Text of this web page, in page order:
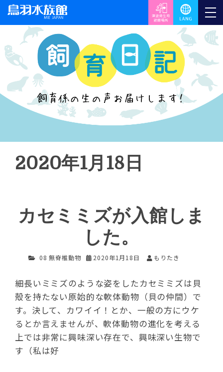
2020年1月18日
カセミミズが入館しま
した。
08 無脊椎動物 2020年1月18日 もりたき
細長いミミズのような姿をしたカセミミズは貝
殻を持たない原始的な軟体動物（貝の仲間）で
す。決して、カワイイ！とか、一般の方にウケ
るとか言えませんが、軟体動物の進化を考える
上では非常に興味深い存在で、興味深い生物で
す（私は好